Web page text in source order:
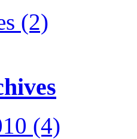
(2)
(4)